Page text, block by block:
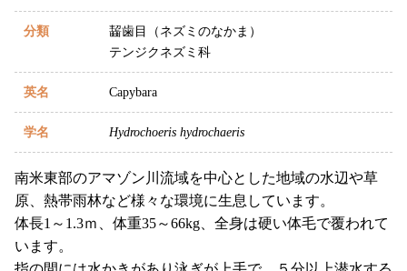
分類
齧歯目（ネズミのなかま）
テンジクネズミ科
英名 Capybara
学名 Hydrochoeris hydrochaeris
南米東部のアマゾン川流域を中心とした地域の水辺や草
原、熱帯雨林など様々な環境に生息しています。
体長1～1.3ｍ、体重35～66kg、全身は硬い体毛で覆われて
います。